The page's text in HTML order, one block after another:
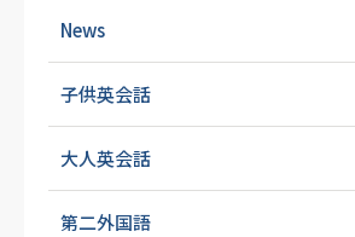
News
子供英会話
大人英会話
第二外国語